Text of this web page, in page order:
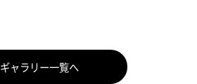
ギャラリー一覧へ